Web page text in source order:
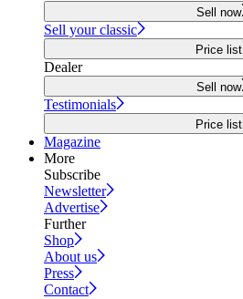
Sell now
Sell your classic
Price list
Dealer
Sell now
Testimonials
Price list
Magazine
More
Subscribe
Newsletter
Advertise
Further
Shop
About us
Press
Contact